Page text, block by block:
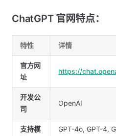
ChatGPT 官网特点：
特性 详情
官方网
址
https://
开发公
司
OpenAI
支持模
GPT-4o, GPT-4,